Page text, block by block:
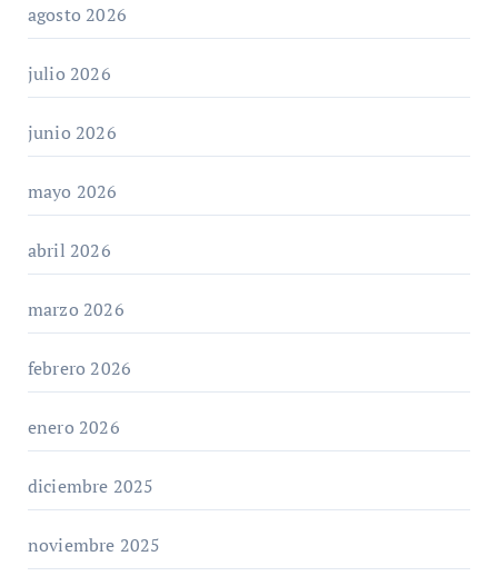
agosto 2026
julio 2026
junio 2026
mayo 2026
abril 2026
marzo 2026
febrero 2026
enero 2026
diciembre 2025
noviembre 2025